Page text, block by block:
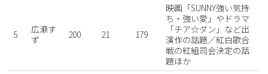
5
広瀬す
ず
200 21 179
映画「SUNNY強い気持
ち・強い愛」やドラマ
「チア☆ダン」など出
演作の話題／紅白歌合
戦の紅組司会決定の話
題ほか